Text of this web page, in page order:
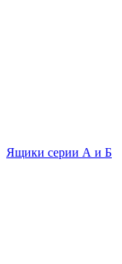
Ящики серии А и Б